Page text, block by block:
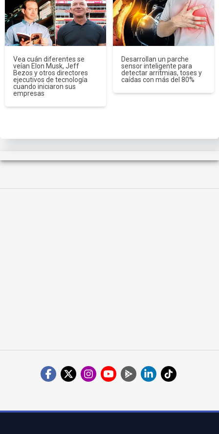
Vea cuán diferentes se
veían Elon Musk, Jeff
Bezos y otros directores
ejecutivos de tecnología
cuando iniciaron sus
empresas
Desarrollan un parche
sensor inteligente para
detectar arritmias, toses y
caídas con más del 80%